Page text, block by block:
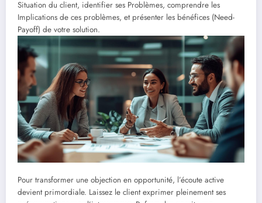
Situation du client, identifier ses Problèmes, comprendre les
Implications de ces problèmes, et présenter les bénéfices (Need-
Payoff) de votre solution.
Pour transformer une objection en opportunité, l’écoute active
devient primordiale. Laissez le client exprimer pleinement ses